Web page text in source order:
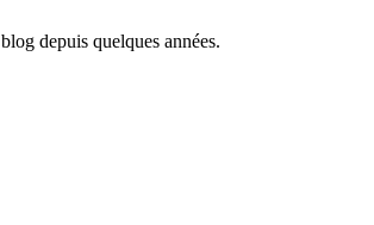
depuis quelques années.